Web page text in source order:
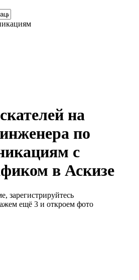
на
по
с
в Аскизе
зарегистрируйтесь
ещё 3 и откроем фото